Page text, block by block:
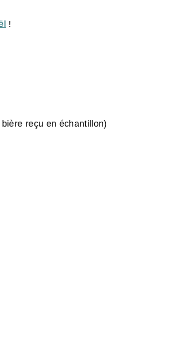
!
reçu en échantillon)